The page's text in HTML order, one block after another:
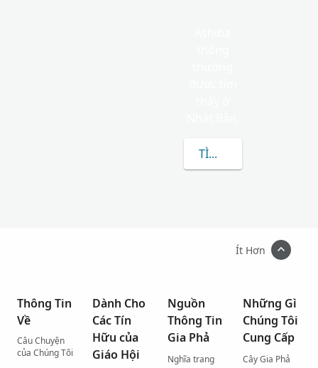
TÌM HIỂU THÊM VỀ
Ít Hơn
Thông Tin
Về
Câu Chuyện
của Chúng Tôi
Dành Cho
Các Tín
Hữu của
Giáo Hội
Nguồn
Thông Tin
Gia Phả
Nghĩa trang
Những Gì
Chúng Tôi
Cung Cấp
Cây Gia Phả